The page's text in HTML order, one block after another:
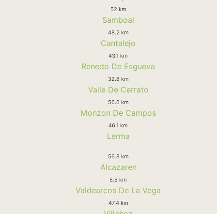
52 km
Samboal
48.2 km
Cantalejo
43.1 km
Renedo De Esgueva
32.8 km
Valle De Cerrato
56.6 km
Monzon De Campos
46.1 km
Lerma
56.8 km
Alcazaren
5.5 km
Valdearcos De La Vega
47.4 km